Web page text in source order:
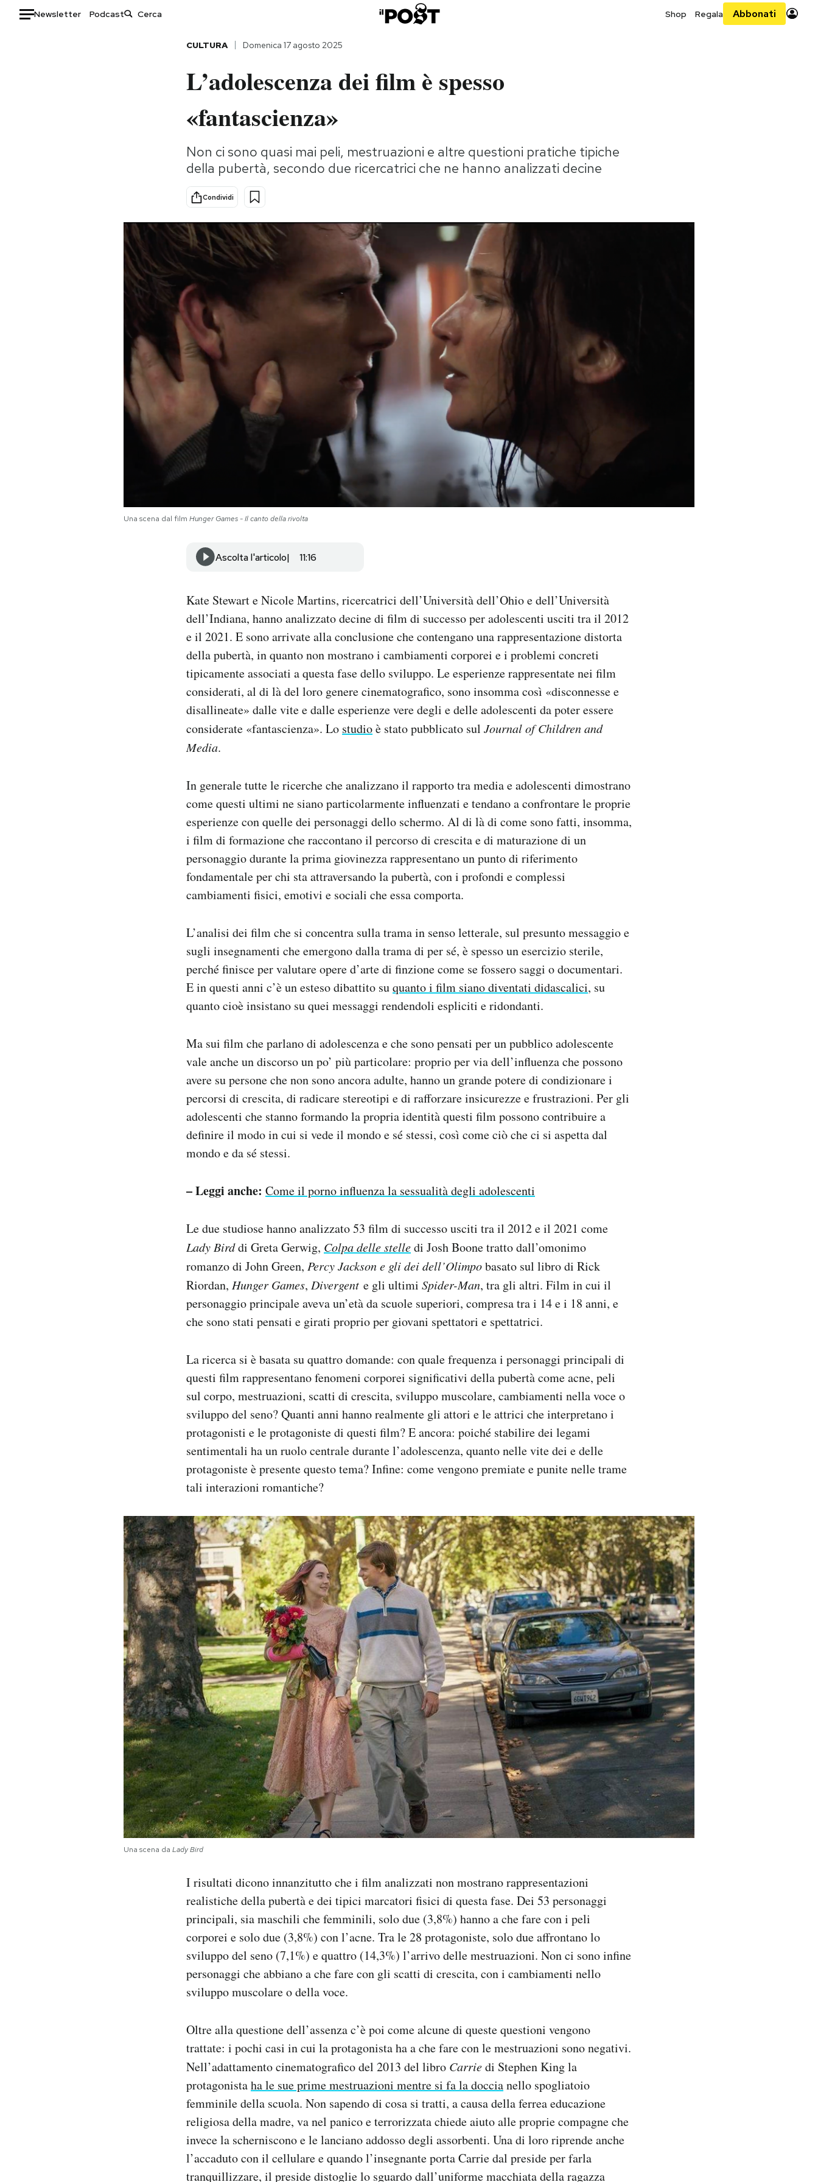
Newsletter Podcast Shop Regala Abbonati
Storie/Idee
Ok Boomer!
Altrecose
Mondiali calcio 2026
CULTURA Domenica 17 agosto 2025
L’adolescenza dei film è spesso
«fantascienza»
Non ci sono quasi mai peli, mestruazioni e altre questioni pratiche tipiche
della pubertà, secondo due ricercatrici che ne hanno analizzati decine
Condividi
Una scena dal film Hunger Games - Il canto della rivolta
Ascolta l'articolo 11:16
Kate Stewart e Nicole Martins, ricercatrici dell’Università dell’Ohio e dell’Università
dell’Indiana, hanno analizzato decine di film di successo per adolescenti usciti tra il 2012
e il 2021. E sono arrivate alla conclusione che contengano una rappresentazione distorta
della pubertà, in quanto non mostrano i cambiamenti corporei e i problemi concreti
tipicamente associati a questa fase dello sviluppo. Le esperienze rappresentate nei film
considerati, al di là del loro genere cinematografico, sono insomma così «disconnesse e
disallineate» dalle vite e dalle esperienze vere degli e delle adolescenti da poter essere
considerate «fantascienza». Lo studioè stato pubblicato sul Journal of Children and
Media.
In generale tutte le ricerche che analizzano il rapporto tra media e adolescenti dimostrano
come questi ultimi ne siano particolarmente influenzati e tendano a confrontare le proprie
esperienze con quelle dei personaggi dello schermo. Al di là di come sono fatti, insomma,
i film di formazione che raccontano il percorso di crescita e di maturazione di un
personaggio durante la prima giovinezza rappresentano un punto di riferimento
fondamentale per chi sta attraversando la pubertà, con i profondi e complessi
cambiamenti fisici, emotivi e sociali che essa comporta.
L’analisi dei film che si concentra sulla trama in senso letterale, sul presunto messaggio e
sugli insegnamenti che emergono dalla trama di per sé, è spesso un esercizio sterile,
perché finisce per valutare opere d’arte di finzione come se fossero saggi o documentari.
E in questi anni c’è un esteso dibattito suquanto i film siano diventati didascalici, su
quanto cioè insistano su quei messaggi rendendoli espliciti e ridondanti.
Ma sui film che parlano di adolescenza e che sono pensati per un pubblico adolescente
vale anche un discorso un po’ più particolare: proprio per via dell’influenza che possono
avere su persone che non sono ancora adulte, hanno un grande potere di condizionare i
percorsi di crescita, di radicare stereotipi e di rafforzare insicurezze e frustrazioni. Per gli
adolescenti che stanno formando la propria identità questi film possono contribuire a
definire il modo in cui si vede il mondo e sé stessi, così come ciò che ci si aspetta dal
mondo e da sé stessi.
– Leggi anche: Come il porno influenza la sessualità degli adolescenti
Le due studiose hanno analizzato 53 film di successo usciti tra il 2012 e il 2021 come
Lady Birddi Greta Gerwig, Colpa delle stelledi Josh Boone tratto dall’omonimo
romanzo di John Green, Percy Jackson e gli dei dell’Olimpobasato sul libro di Rick
Riordan, Hunger Games, Divergent e gli ultimi Spider-Man, tra gli altri. Film in cui il
personaggio principale aveva un’età da scuole superiori, compresa tra i 14 e i 18 anni, e
che sono stati pensati e girati proprio per giovani spettatori e spettatrici.
La ricerca si è basata su quattro domande: con quale frequenza i personaggi principali di
questi film rappresentano fenomeni corporei significativi della pubertà come acne, peli
sul corpo, mestruazioni, scatti di crescita, sviluppo muscolare, cambiamenti nella voce o
sviluppo del seno? Quanti anni hanno realmente gli attori e le attrici che interpretano i
protagonisti e le protagoniste di questi film? E ancora: poiché stabilire dei legami
sentimentali ha un ruolo centrale durante l’adolescenza, quanto nelle vite dei e delle
protagoniste è presente questo tema? Infine: come vengono premiate e punite nelle trame
tali interazioni romantiche?
Una scena da Lady Bird
I risultati dicono innanzitutto che i film analizzati non mostrano rappresentazioni
realistiche della pubertà e dei tipici marcatori fisici di questa fase. Dei 53 personaggi
principali, sia maschili che femminili, solo due (3,8%) hanno a che fare con i peli
corporei e solo due (3,8%) con l’acne. Tra le 28 protagoniste, solo due affrontano lo
sviluppo del seno (7,1%) e quattro (14,3%) l’arrivo delle mestruazioni. Non ci sono infine
personaggi che abbiano a che fare con gli scatti di crescita, con i cambiamenti nello
sviluppo muscolare o della voce.
Oltre alla questione dell’assenza c’è poi come alcune di queste questioni vengono
trattate: i pochi casi in cui la protagonista ha a che fare con le mestruazioni sono negativi.
Nell’adattamento cinematografico del 2013 del libro Carriedi Stephen King la
protagonistaha le sue prime mestruazioni mentre si fa la doccianello spogliatoio
femminile della scuola. Non sapendo di cosa si tratti, a causa della ferrea educazione
religiosa della madre, va nel panico e terrorizzata chiede aiuto alle proprie compagne che
invece la scherniscono e le lanciano addosso degli assorbenti. Una di loro riprende anche
l’accaduto con il cellulare e quando l’insegnante porta Carrie dal preside per farla
tranquillizzare, il preside distoglie lo sguardo dall’uniforme macchiata della ragazza